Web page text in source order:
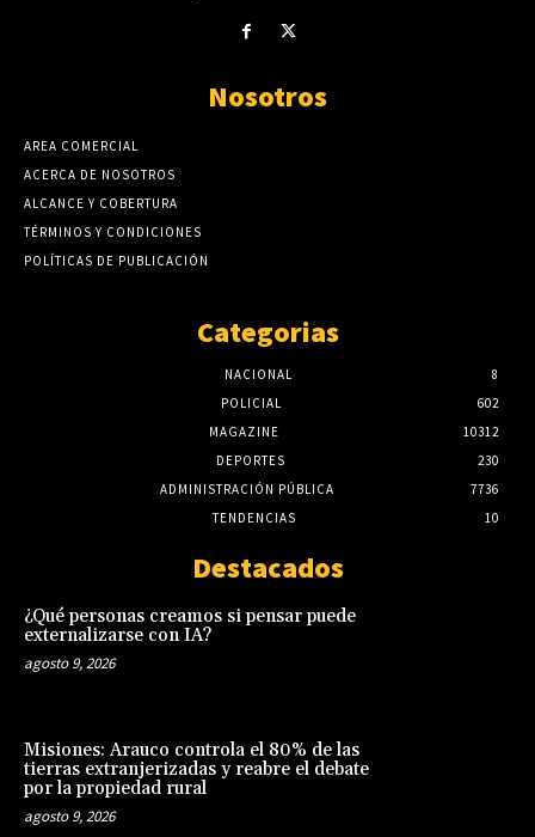
Nosotros
AREA COMERCIAL
ACERCA DE NOSOTROS
ALCANCE Y COBERTURA
TÉRMINOS Y CONDICIONES
POLÍTICAS DE PUBLICACIÓN
Categorias
NACIONAL
8
POLICIAL
602
MAGAZINE
10312
DEPORTES
230
ADMINISTRACIÓN PÚBLICA
7736
TENDENCIAS
10
Destacados
¿Qué personas creamos si pensar puede
externalizarse con IA?
agosto 9, 2026
Misiones: Arauco controla el 80% de las
tierras extranjerizadas y reabre el debate
por la propiedad rural
agosto 9, 2026